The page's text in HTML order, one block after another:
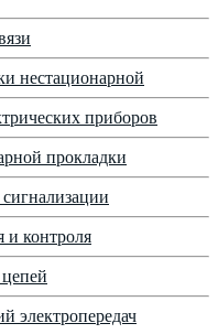
нестационарной
приборов
прокладки
и контроля
электропередач